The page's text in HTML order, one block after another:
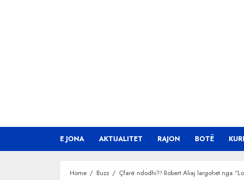
E JONA AKTUALITET RAJON BOTË
Home Buzz Çfarë ndodhi?! Robert Aliaj largohet nga